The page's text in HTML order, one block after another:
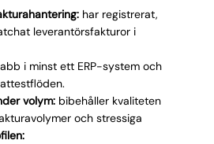
har registrerat,
leverantörsfakturor i
i minst ett ERP-system och
volym:bibehåller kvaliteten
och stressiga